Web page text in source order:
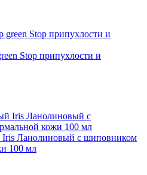
Stop припухлости и
Iris Ланолиновый с шиповником
100 мл